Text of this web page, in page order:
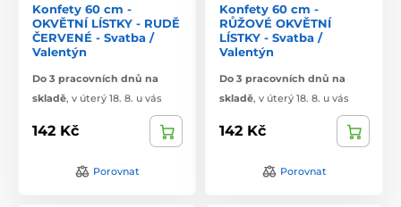
Konfety 60 cm -
OKVĚTNÍ LÍSTKY - RUDĚ
ČERVENÉ - Svatba /
Valentýn
Do 3 pracovních dnů na
skladě, v úterý 18. 8. u vás
142 Kč
Porovnat
Konfety 60 cm -
RŮŽOVÉ OKVĚTNÍ
LÍSTKY - Svatba /
Valentýn
Do 3 pracovních dnů na
skladě, v úterý 18. 8. u vás
142 Kč
Porovnat